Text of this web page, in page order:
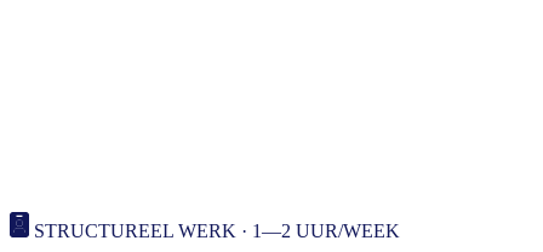
STRUCTUREEL WERK · 1—2 UUR/WEEK